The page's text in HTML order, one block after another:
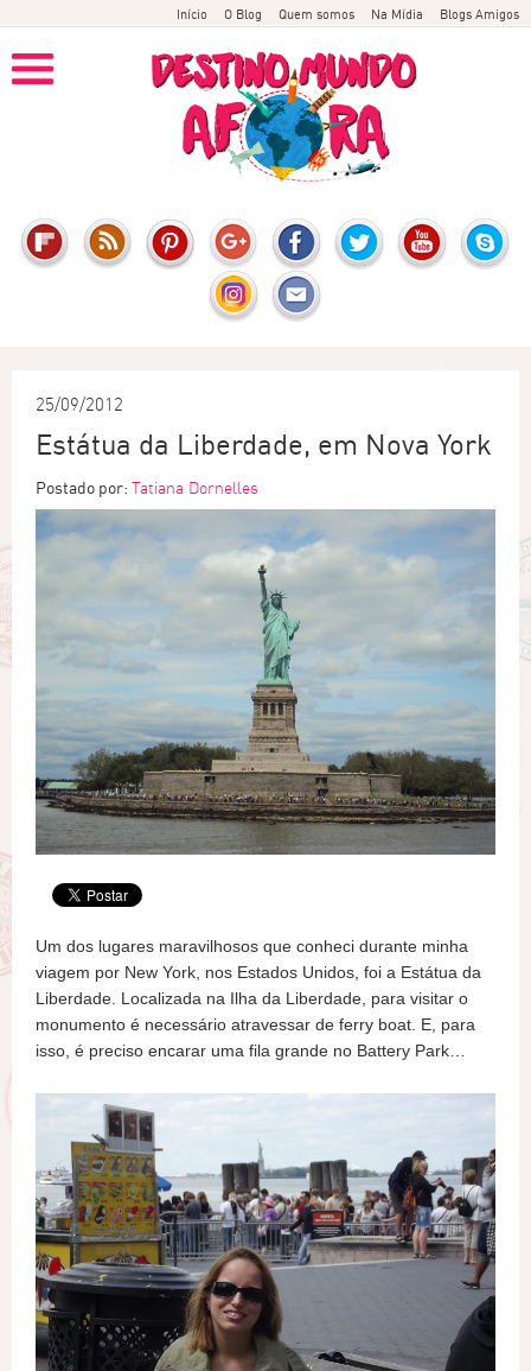
Início O Blog Quem somos Na Mídia Blogs Amigos
25/09/2012
Estátua da Liberdade, em Nova York
Postado por: Tatiana Dornelles
Um dos lugares maravilhosos que conheci durante minha
viagem por New York, nos Estados Unidos, foi a Estátua da
Liberdade. Localizada na Ilha da Liberdade, para visitar o
monumento é necessário atravessar de ferry boat. E, para
isso, é preciso encarar uma fila grande no Battery Park…